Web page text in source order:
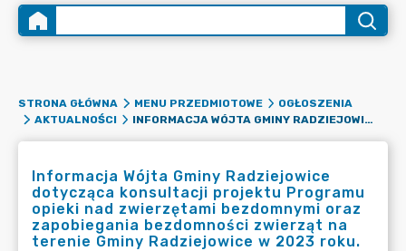
STRONA GŁÓWNA MENU PRZEDMIOTOWE
OGŁOSZENIA
AKTUALNOŚCI
INFORMACJA WÓJTA GMINY RADZIEJOWICE DOTYCZĄCA KONSULTACJI PROJEKTU PROGRAMU OPIEKI NAD ZWIERZĘTAMI BEZDOMNYMI ORAZ ZAPOBIEGANIA BEZDOMNOŚCI ZWIERZĄT NA TERENIE GMINY RADZIEJOWICE W 2023 ROKU.
Informacja Wójta Gminy Radziejowice
dotycząca konsultacji projektu Programu
opieki nad zwierzętami bezdomnymi oraz
zapobiegania bezdomności zwierząt na
terenie Gminy Radziejowice w 2023 roku.